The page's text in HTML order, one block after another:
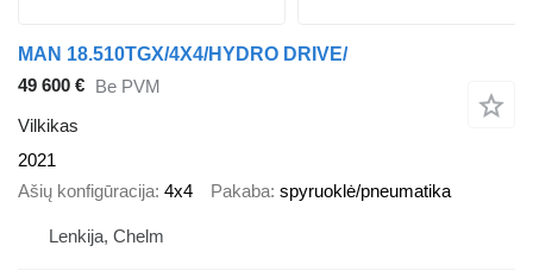
MAN 18.510TGX/4X4/HYDRO DRIVE/
49 600 € Be PVM
Vilkikas
2021
Ašių konfigūracija 4x4 Pakaba spyruoklė/pneumatika
Lenkija, Chelm